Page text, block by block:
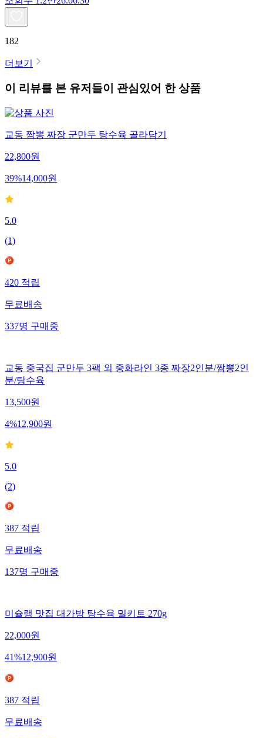
182
더보기
이 리뷰를 본 유저들이 관심있어 한 상품
교동 짬뽕 짜장 군만두 탕수육 골라담기
22,800원
39%14,000원
5.0
(1)
420 적립
무료배송
337명 구매중
교동 중국집 군만두 3팩 외 중화라인 3종 짜장2인분/짬뽕2인
분/탕수육
13,500원
4%12,900원
5.0
(2)
387 적립
무료배송
137명 구매중
미슐랭 맛집 대가방 탕수육 밀키트 270g
22,000원
41%12,900원
387 적립
무료배송